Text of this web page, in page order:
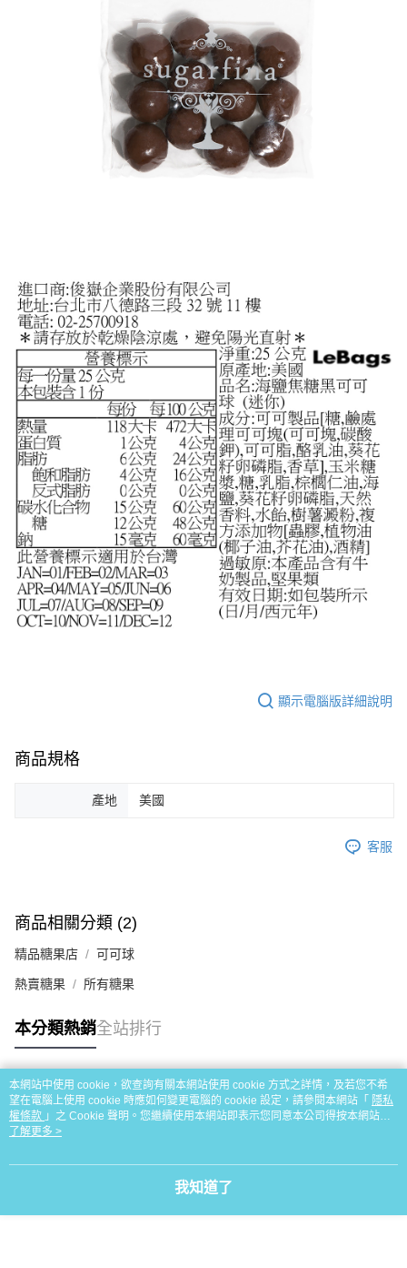
顯示電腦版詳細說明
商品規格
產地 美國
客服
商品相關分類 (2)
精品糖果店 可可球
熱賣糖果 所有糖果
本分類熱銷全站排行
熱門標籤
本網站中使用 cookie，欲查詢有關本網站使用 cookie 方式之詳情，及若您不希
望在電腦上使用 cookie 時應如何變更電腦的 cookie 設定，請參閱本網站「 隱私
權條款 」之 Cookie 聲明。您繼續使用本網站即表示您同意本公司得按本網站使
用條款之 Cookie 聲明使用 cookie。
了解更多 >
我知道了